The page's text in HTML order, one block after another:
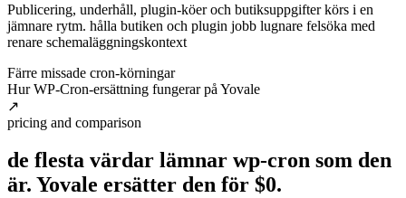
Publicering, underhåll, plugin-köer och butiksuppgifter körs i en
jämnare rytm. hålla butiken och plugin jobb lugnare felsöka med
renare schemaläggningskontext
Färre missade cron-körningar
Hur WP-Cron-ersättning fungerar på Yovale
↗
pricing and comparison
de flesta värdar lämnar wp-cron som den
är. Yovale ersätter den för $0.